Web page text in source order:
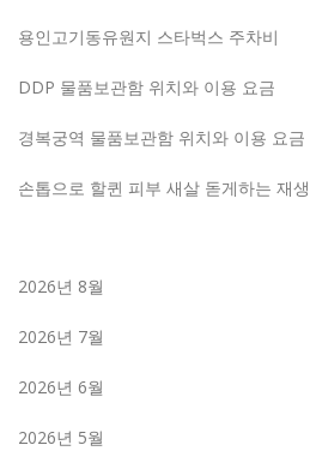
용인고기동유원지 스타벅스 주차비
DDP 물품보관함 위치와 이용 요금
경복궁역 물품보관함 위치와 이용 요금
손톱으로 할퀸 피부 새살 돋게하는 재
2026년 8월
2026년 7월
2026년 6월
2026년 5월